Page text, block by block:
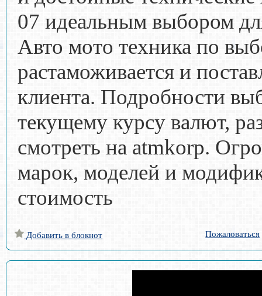
07 идеальным выбором
Авто мото техника по
растаможивается и
клиента. Подробности
текущему курсу валют,
смотреть на atmkorp.
марок, моделей и
стоимость
Добавить в блокнот Пожаловаться